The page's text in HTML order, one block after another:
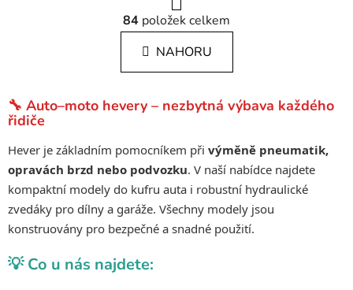
O
v
l
á
d
c
p
r
v
k
y
v
r
á
n
k
n
84 položek celkem
NAHORU
🔧 Auto–moto hevery – nezbytná výbava každého
řidiče
Hever je základním pomocníkem při výměně pneumatik,
opravách brzd nebo podvozku. V naší nabídce najdete
kompaktní modely do kufru auta i robustní hydraulické
zvedáky pro dílny a garáže. Všechny modely jsou
konstruovány pro bezpečné a snadné použití.
💡 Co u nás najdete: